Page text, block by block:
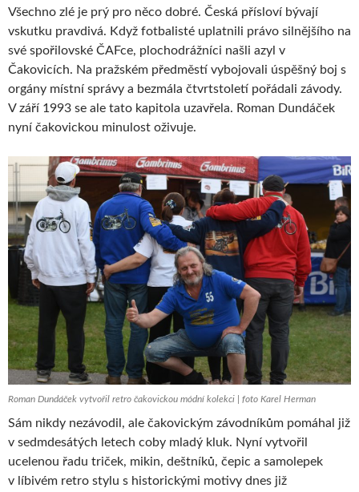
Všechno zlé je prý pro něco dobré. Česká přísloví bývají
vskutku pravdivá. Když fotbalisté uplatnili právo silnějšího na
své spořilovské ČAFce, plochodrážníci našli azyl v
Čakovicích. Na pražském předměstí vybojovali úspěšný boj s
orgány místní správy a bezmála čtvrtstoletí pořádali závody.
V září 1993 se ale tato kapitola uzavřela. Roman Dundáček
nyní čakovickou minulost oživuje.
Roman Dundáček vytvořil retro čakovickou módní kolekci | foto Karel Herman
Sám nikdy nezávodil, ale čakovickým závodníkům pomáhal již
v sedmdesátých letech coby mladý kluk. Nyní vytvořil
ucelenou řadu triček, mikin, deštníků, čepic a samolepek
v líbivém retro stylu s historickými motivy dnes již